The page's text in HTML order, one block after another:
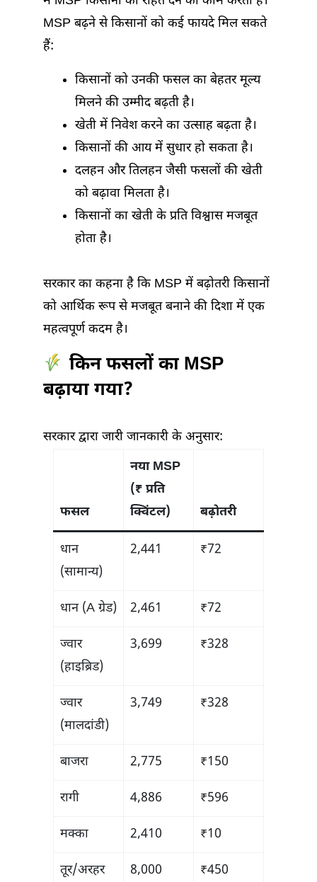
MSP बढ़ने से किसानों को कई फायदे मिल सकते
हैं:
किसानों को उनकी फसल का बेहतर मूल्य
मिलने की उम्मीद बढ़ती है।
खेती में निवेश करने का उत्साह बढ़ता है।
किसानों की आय में सुधार हो सकता है।
दलहन और तिलहन जैसी फसलों की खेती
को बढ़ावा मिलता है।
किसानों का खेती के प्रति विश्वास मजबूत
होता है।
सरकार का कहना है कि MSP में बढ़ोतरी किसानों
को आर्थिक रूप से मजबूत बनाने की दिशा में एक
महत्वपूर्ण कदम है।
किन फसलों का MSP
बढ़ाया गया?
सरकार द्वारा जारी जानकारी के अनुसार:
फसल
नया MSP
(₹ प्रति
क्विंटल)
बढ़ोतरी
धान
(सामान्य)
2,441 ₹72
धान (A ग्रेड) 2,461 ₹72
ज्वार
(हाइब्रिड)
3,699 ₹328
ज्वार
(मालदांडी)
3,749 ₹328
बाजरा 2,775 ₹150
रागी 4,886 ₹596
मक्का 2,410 ₹10
तूर/अरहर 8,000 ₹450